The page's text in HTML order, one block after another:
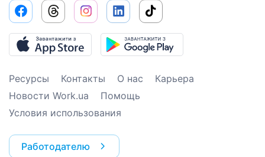
Ресурсы Контакты О нас
Карьера
Новости Work.ua
Помощь
Условия использования
Работодателю